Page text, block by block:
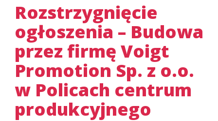
Rozstrzygnięcie
ogłoszenia – Budowa
przez firmę Voigt
Promotion Sp. z o.o.
w Policach centrum
produkcyjnego